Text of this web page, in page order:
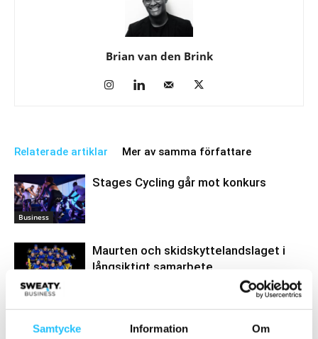
Samtycke Information Om
Brian van den Brink
Relaterade artiklar Mer av samma författare
Business
Stages Cycling går mot konkurs
Kost & dryck
Maurten och skidskyttelandslaget i
långsiktigt samarbete